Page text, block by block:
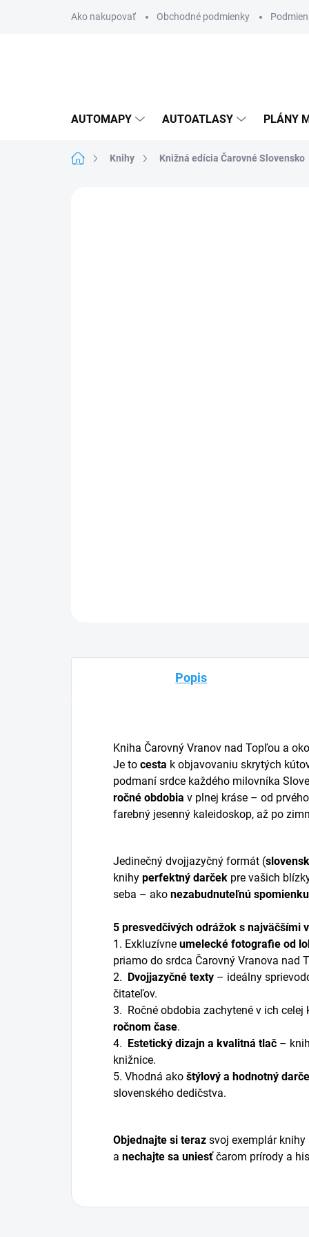
Ako nakupovať Obchodné podmienky
AUTOMAPY AUTOATLASY PLÁNY
DomovKnihy Knižná edícia Čarovné Slovensko
Popis
Kniha Čarovný Vranov nad Topľou a
Je to cesta k objavovaniu skrytých
podmaní srdce každého milovníka
ročné obdobia v plnej kráse – od
farebný jesenný kaleidoskop, až po
Jedinečný dvojjazyčný formát (
knihy perfektný darček pre vašich
seba – ako nezabudnuteľnú spomienku
5 presvedčivých odrážok s najväčšími
1. Exkluzívne umelecké fotografie od
priamo do srdca Čarovný Vranova nad
2. Dvojjazyčné texty – ideálny
čitateľov.
3. ️ Ročné obdobia zachytené v ich
ročnom čase.
4. Estetický dizajn a kvalitná tlač –
knižnice.
5. Vhodná ako štýlový a hodnotný
slovenského dedičstva.
Objednajte si teraz svoj exemplár
a nechajte sa uniesťčarom prírody a